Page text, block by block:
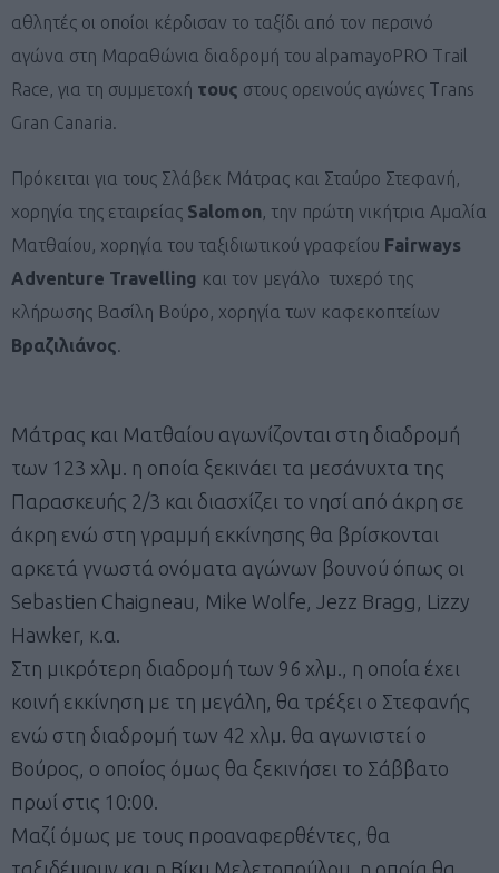
αθλητές οι οποίοι κέρδισαν το ταξίδι από τον περσινό
αγώνα στη Μαραθώνια διαδρομή του alpamayoPRO Trail
Race, για τη συμμετοχή τους στους ορεινούς αγώνες Trans
Gran Canaria.
Πρόκειται για τους Σλάβεκ Μάτρας και Σταύρο Στεφανή,
χορηγία της εταιρείας Salomon, την πρώτη νικήτρια Αμαλία
Ματθαίου, χορηγία του ταξιδιωτικού γραφείου Fairways
Adventure Travelling και τον μεγάλο τυχερό της
κλήρωσης Βασίλη Βούρο, χορηγία των καφεκοπτείων
Βραζιλιάνος.
Μάτρας και Ματθαίου αγωνίζονται στη διαδρομή
των 123 χλμ. η οποία ξεκινάει τα μεσάνυχτα της
Παρασκευής 2/3 και διασχίζει το νησί από άκρη σε
άκρη ενώ στη γραμμή εκκίνησης θα βρίσκονται
αρκετά γνωστά ονόματα αγώνων βουνού όπως οι
Sebastien Chaigneau, Mike Wolfe, Jezz Bragg, Lizzy
Hawker, κ.α.
Στη μικρότερη διαδρομή των 96 χλμ., η οποία έχει
κοινή εκκίνηση με τη μεγάλη, θα τρέξει ο Στεφανής
ενώ στη διαδρομή των 42 χλμ. θα αγωνιστεί ο
Βούρος, ο οποίος όμως θα ξεκινήσει το Σάββατο
πρωί στις 10:00.
Μαζί όμως με τους προαναφερθέντες, θα
ταξιδέψουν και η Βίκυ Μελετοπούλου, η οποία θα